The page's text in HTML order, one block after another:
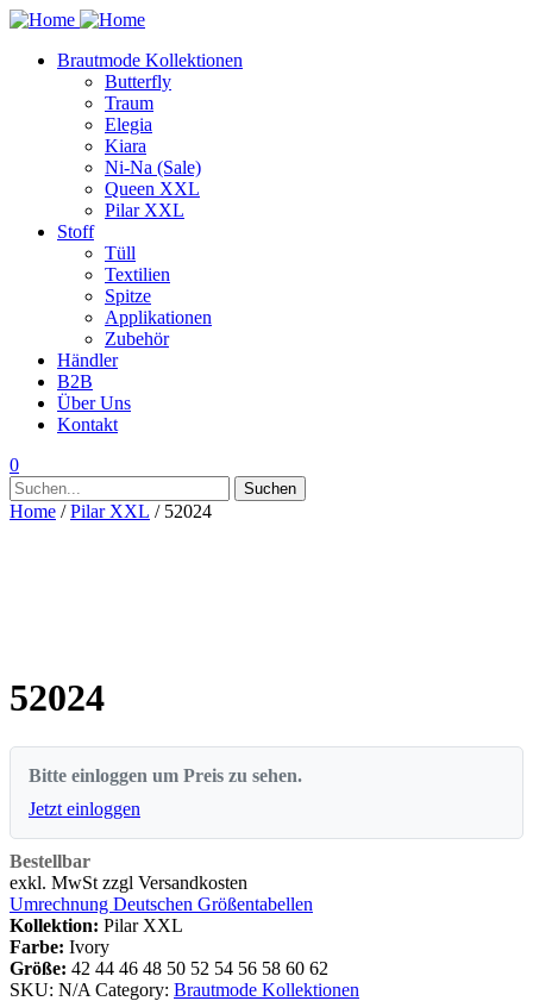
Brautmode Kollektionen
Butterfly
Traum
Elegia
Kiara
Ni-Na (Sale)
Queen XXL
Pilar XXL
Stoff
Tüll
Textilien
Spitze
Applikationen
Zubehör
Händler
B2B
Über Uns
Kontakt
0
Suchen
nach:
Suchen
Home /Pilar XXL / 52024
52024
Bitte einloggen um Preis zu sehen.
Jetzt einloggen
Bestellbar
exkl. MwSt zzgl Versandkosten
Umrechnung Deutschen Größentabellen
Kollektion: Pilar XXL
Farbe: Ivory
Größe: 42 44 46 48 50 52 54 56 58 60 62
SKU: N/A Category: Brautmode Kollektionen